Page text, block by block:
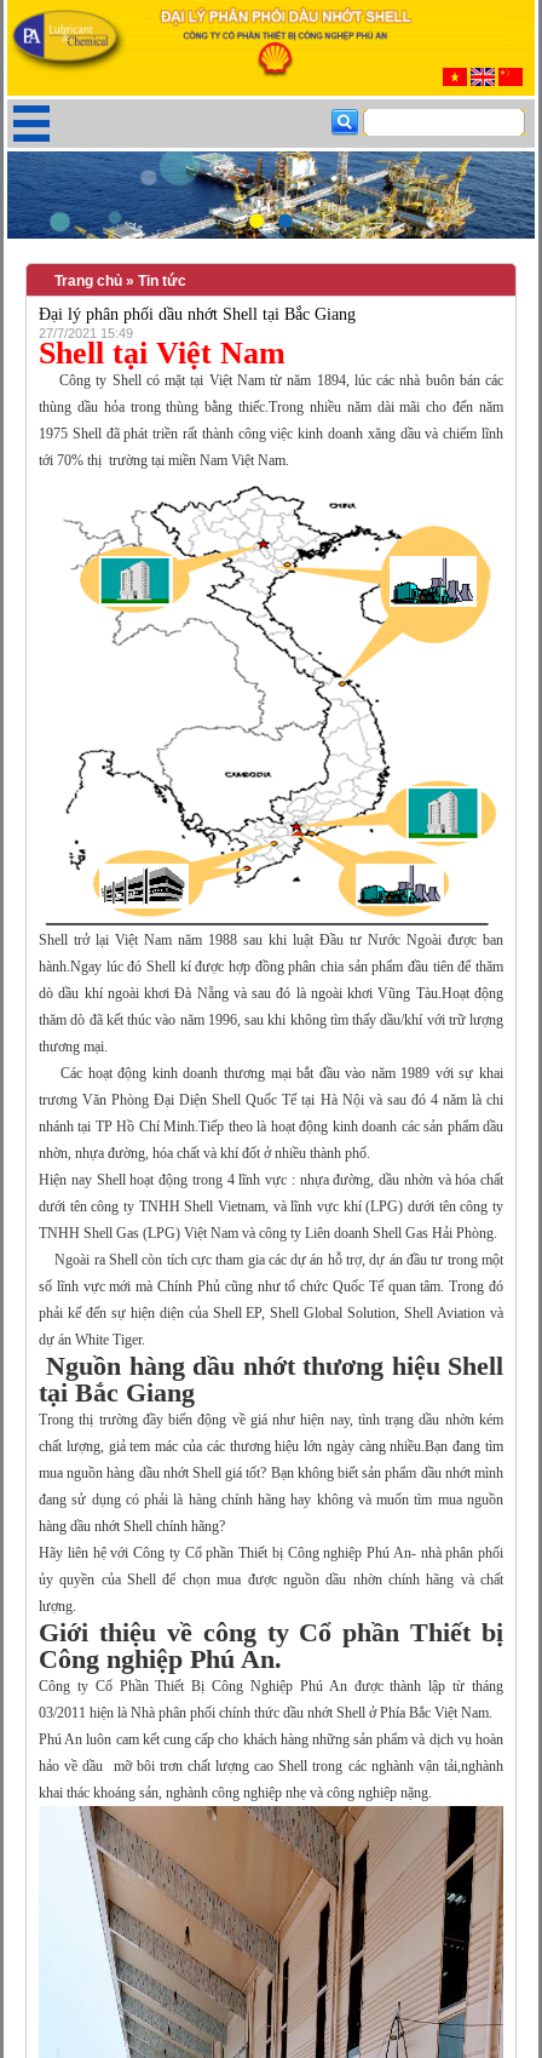
Trang chủ » Tin tức
Đại lý phân phối dầu nhớt Shell tại Bắc Giang
27/7/2021 15:49
Shell tại Việt Nam
Công ty Shell có mặt tại Việt Nam từ năm 1894, lúc các nhà buôn bán các
thùng dầu hỏa trong thùng bằng thiếc.Trong nhiều năm dài mãi cho đến năm
1975 Shell đã phát triền rất thành công việc kinh doanh xăng dầu và chiếm lĩnh
tới 70% thị trường tại miền Nam Việt Nam.
Shell trở lại Việt Nam năm 1988 sau khi luật Đầu tư Nước Ngoài được ban
hành.Ngay lúc đó Shell kí được hợp đồng phân chia sản phẩm đầu tiên để thăm
dò dầu khí ngoài khơi Đà Nẵng và sau đó là ngoài khơi Vũng Tàu.Hoạt động
thăm dò đã kết thúc vào năm 1996, sau khi không tìm thấy dầu/khí với trữ lượng
thương mại.
Các hoạt động kinh doanh thương mại bắt đầu vào năm 1989 với sự khai
trương Văn Phòng Đại Diện Shell Quốc Tế tại Hà Nội và sau đó 4 năm là chi
nhánh tại TP Hồ Chí Minh.Tiếp theo là hoạt động kinh doanh các sản phẩm dầu
nhờn, nhựa đường, hóa chất và khí đốt ở nhiều thành phố.
Hiện nay Shell hoạt động trong 4 lĩnh vực : nhựa đường, dầu nhờn và hóa chất
dưới tên công ty TNHH Shell Vietnam, và lĩnh vực khí (LPG) dưới tên công ty
TNHH Shell Gas (LPG) Việt Nam và công ty Liên doanh Shell Gas Hải Phòng.
Ngoài ra Shell còn tích cực tham gia các dự án hỗ trợ, dự án đầu tư trong một
số lĩnh vực mới mà Chính Phủ cũng như tổ chức Quốc Tế quan tâm. Trong đó
phải kế đến sự hiện diện của Shell EP, Shell Global Solution, Shell Aviation và
dự án White Tiger.
Nguồn hàng dầu nhớt thương hiệu Shell
tại Bắc Giang
Trong thị trường đầy biến động về giá như hiện nay, tình trạng dầu nhờn kém
chất lượng, giả tem mác của các thương hiệu lớn ngày càng nhiều.Bạn đang tìm
mua nguồn hàng dầu nhớt Shell giá tốt? Bạn không biết sản phẩm dầu nhớt mình
đang sử dụng có phải là hàng chính hãng hay không và muốn tìm mua nguồn
hàng dầu nhớt Shell chính hãng?
Hãy liên hệ với Công ty Cổ phần Thiết bị Công nghiệp Phú An- nhà phân phối
ủy quyền của Shell để chọn mua được nguồn dầu nhờn chính hãng và chất
lượng.
Giới thiệu về công ty Cổ phần Thiết bị
Công nghiệp Phú An.
Công ty Cổ Phần Thiết Bị Công Nghiệp Phú An được thành lập từ tháng
03/2011 hiện là Nhà phân phối chính thức dầu nhớt Shell ở Phía Bắc Việt Nam.
Phú An luôn cam kết cung cấp cho khách hàng những sản phẩm và dịch vụ hoàn
hảo về dầu mỡ bôi trơn chất lượng cao Shell trong các nghành vận tải,nghành
khai thác khoáng sản, nghành công nghiệp nhẹ và công nghiệp nặng.